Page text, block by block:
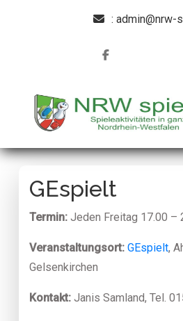
: admin@nrw-
GEspielt
Termin: Jeden Freitag 17.00 –
Veranstaltungsort: GEspielt,
Gelsenkirchen
Kontakt: Janis Samland, Tel.